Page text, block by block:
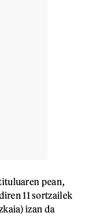
pean,
11 sortzailek
izan da